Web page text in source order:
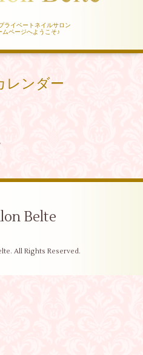
ライベートネイルサロン
ムページへようこそ♪
レンダー
Belte
. All Rights Reserved.